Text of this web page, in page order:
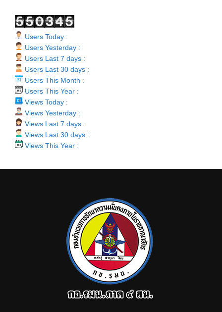
Users Today :
Users Yesterday :
Users Last 7 days :
Users Last 30 days :
Users This Month :
Users This Year :
Views Today :
Views Yesterday :
Views Last 7 days :
Views Last 30 days :
Views This Year :